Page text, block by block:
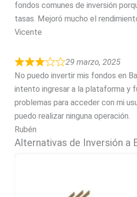
fondos comunes de inversión
tasas. Mejoró mucho el
Vicente
29 marzo, 2025
No puedo invertir mis fondos en
intento ingresar a la plataforma y
problemas para acceder con mi
puedo realizar ninguna operación.
Rubén
Alternativas de Inversión a